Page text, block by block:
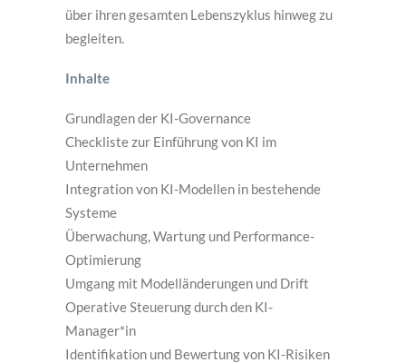
über ihren gesamten Lebenszyklus hinweg zu
begleiten.
Inhalte
Grundlagen der KI-Governance
Checkliste zur Einführung von KI im
Unternehmen
Integration von KI-Modellen in bestehende
Systeme
Überwachung, Wartung und Performance-
Optimierung
Umgang mit Modelländerungen und Drift
Operative Steuerung durch den KI-
Manager*in
Identifikation und Bewertung von KI-Risiken